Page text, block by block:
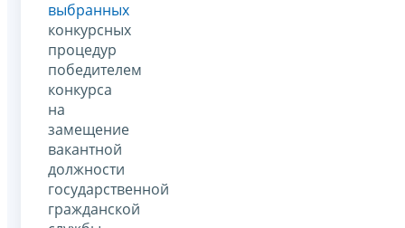
выбранных
конкурсных
процедур
победителем
конкурса
на
замещение
вакантной
должности
государственной
гражданской